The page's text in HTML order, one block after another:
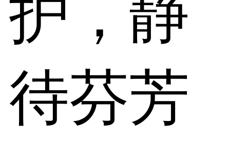
护，静
待芬芳